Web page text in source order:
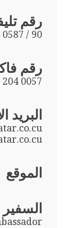
رقم
0587 / 90
رقم
0057
البريد
الموقع
السفير